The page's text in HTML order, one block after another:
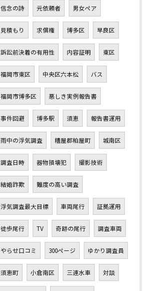
信念の詩 元依頼者 男女ペア
見積もり 求償権 博多区 早良区
訴訟前決着の有用性 内容証明 東区
福岡市東区 中央区六本松 バス
福岡市博多区 悪しき実例報告書
事件回避 博多駅 須恵 報告書運用
雨中の浮気調査 糟屋郡粕屋町 城南区
調査日時 器物損壊犯 撮影技術
結婚詐欺 難度の高い調査
浮気調査最大目標 車両尾行 証拠運用
徒歩尾行 TV 奇跡の尾行 調査車両
やらせ口コミ 300ページ ゆかり調査員
須恵町 小倉南区 三連水車 対談